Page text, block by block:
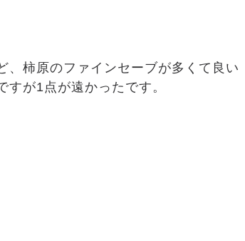
、柿原のファインセーブが多くて良い
が1点が遠かったです。